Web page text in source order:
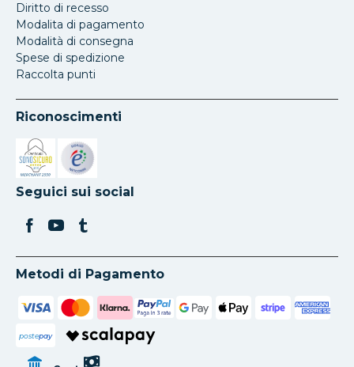
Diritto di recesso
Modalita di pagamento
Modalità di consegna
Spese di spedizione
Raccolta punti
Riconoscimenti
Si apre in una nuova scheda
Si apre in una nuova scheda
Seguici sui social
Metodi di Pagamento
postepay